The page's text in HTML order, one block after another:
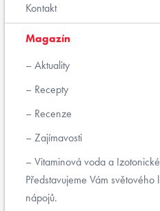
Kontakt
Magazín
Aktuality
Recepty
Recenze
Zajímavosti
Vitaminová voda a
Představujeme Vám
nápojů.